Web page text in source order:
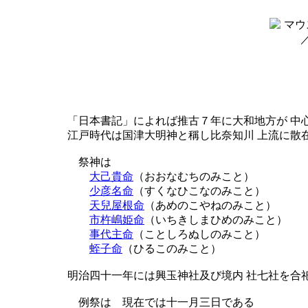
「日本書記」によれば推古７年に大和地方が
江戸時代は国津大明神と稱し比奈知川 上流に散
祭神は
大己貴命 （おおなむちのみこと）
少彦名命 （すくなひこなのみこと）
天兒屋根命 （あめのこやねのみこと）
市杵嶋姫命 （いちきしまひめのみこと）
事代主命 （ことしろぬしのみこと）
蛭子命 （ひるこのみこと）
明治四十一年には興玉神社及び境内 社七社を合
例祭は 現在では十一月三日である